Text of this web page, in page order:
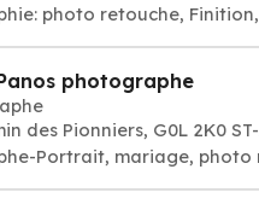
photo retouche,
photographe
des Pionniers, G0L 2K0
Portrait, mariage, photo